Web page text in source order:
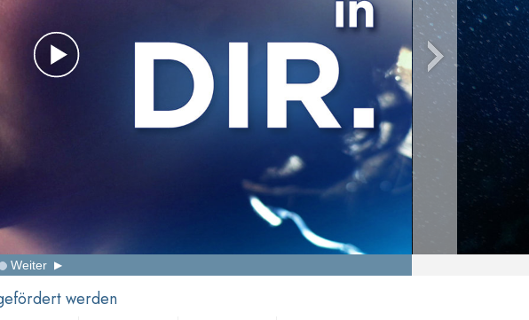
Play
Video
Weiter
werden